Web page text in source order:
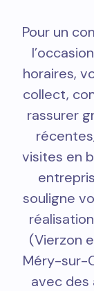
Pour un
horaires,
collect,
rassurer
visites en
souligne
(Vierzon
Méry-sur-
avec des